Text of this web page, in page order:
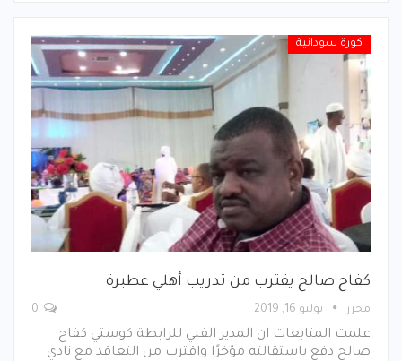
كورة سودانية
كفاح صالح يقترب من تدريب أهلي عطبرة
محرر يوليو 16, 2019
علمت المتابعات ان المدير الفني للرابطة كوستي كفاح
صالح دفع باستقالته مؤخرًا واقترب من التعاقد مع نادي